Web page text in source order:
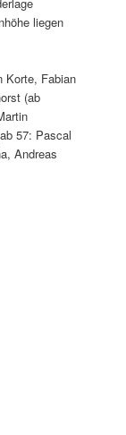
liegen
Korte, Fabian
(ab
57: Pascal
Andreas